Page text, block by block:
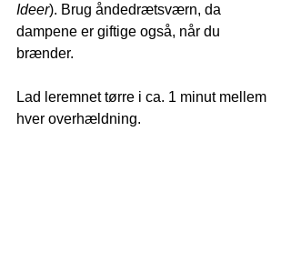
Ideer). Brug åndedrætsværn, da
dampene er giftige også, når du
brænder.
Lad leremnet tørre i ca. 1 minut mellem
hver overhældning.